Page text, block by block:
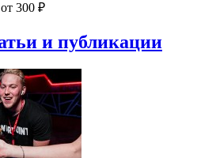
300 ₽
и публикации